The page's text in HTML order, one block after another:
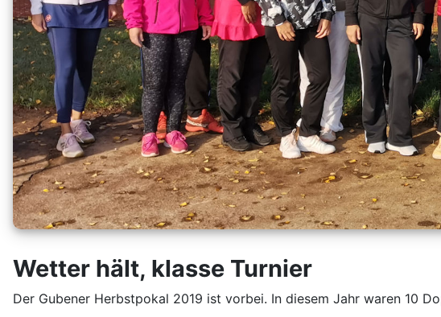
Wetter hält, klasse Turnier
Der Gubener Herbstpokal 2019 ist vorbei. In diesem Jahr waren 10